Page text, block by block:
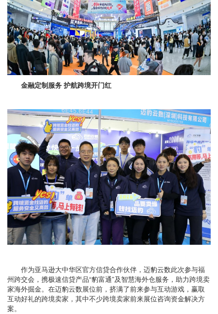
金融定制服务 护航跨境开门红
作为亚马逊大中华区官方信贷合作伙伴，迈豹云数此次参与福
州跨交会，携极速信贷产品“豹富通”及智慧海外仓服务，助力跨境卖
家海外掘金。在迈豹云数展位前，挤满了前来参与互动游戏，赢取
互动好礼的跨境卖家，其中不少跨境卖家前来展位咨询资金解决方
案。